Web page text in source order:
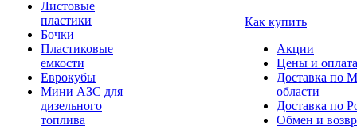
Листовые
пластики
Бочки
Пластиковые
емкости
Еврокубы
Мини АЗС для
дизельного
топлива
Как купить
Акции
Цены и оплата
Доставка по
области
Доставка по
Обмен и